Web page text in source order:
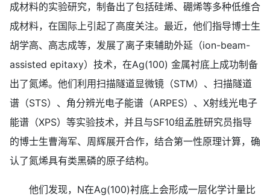
成材料的实验研究，制备出了包括硅烯、硼烯等多种低维合
成材料，在国际上引起了高度关注。最近，他们指导博士生
胡学高、高志成等，发展了离子束辅助外延（ion-beam-
assisted epitaxy）技术，在Ag(100) 金属衬底上成功制备
出了氮烯。他们利用扫描隧道显微镜（STM）、扫描隧道
谱（STS）、角分辨光电子能谱（ARPES）、X射线光电子
能谱（XPS）等实验技术，并且与SF10组孟胜研究员指导
的博士生曹海军、周辉展开合作，结合第一性原理计算，确
认了氮烯具有类黑磷的原子结构。
他们发现，N在Ag(100)衬底上会形成一层化学计量比